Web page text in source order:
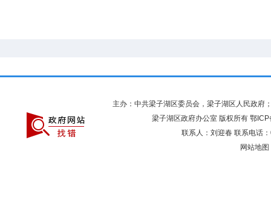
主办：中共梁子湖区委员会，梁子湖区人民政府
梁子湖区政府办公室 版权所有 鄂
联系人：刘迎春 联系电话
网站地图